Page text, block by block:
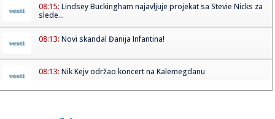
08:15: Lindsey Buckingham najavljuje projekat sa Stevie Nicks za
slede...
08:13: Novi skandal Đanija Infantina!
08:13: Nik Kejv održao koncert na Kalemegdanu